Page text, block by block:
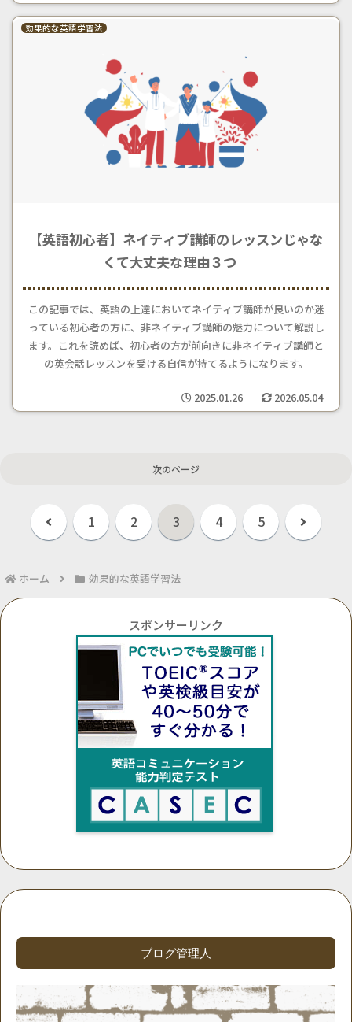
効果的な英語学習法
【英語初心者】ネイティブ講師のレッスンじゃな
くて大丈夫な理由３つ
この記事では、英語の上達においてネイティブ講師が良いのか迷
っている初心者の方に、非ネイティブ講師の魅力について解説し
ます。これを読めば、初心者の方が前向きに非ネイティブ講師と
の英会話レッスンを受ける自信が持てるようになります。
2025.01.26 2026.05.04
次のページ
前
1 2 3 4 5
次
ホーム 効果的な英語学習法
スポンサーリンク
ブログ管理人